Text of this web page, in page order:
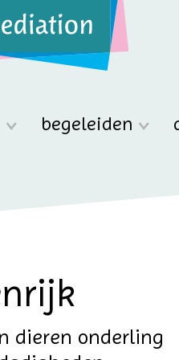
begeleiden
dieren onderling